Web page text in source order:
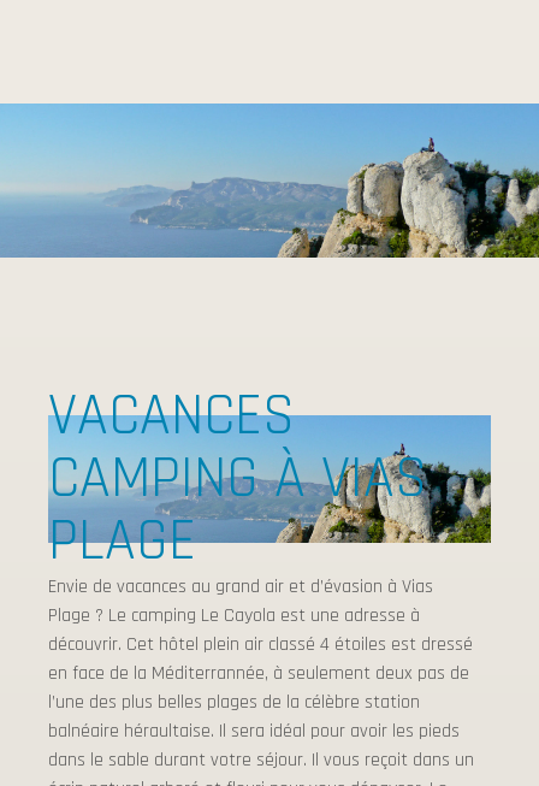
VACANCES
CAMPING À VIAS
PLAGE
Envie de vacances au grand air et d’évasion à Vias
Plage ? Le camping Le Cayola est une adresse à
découvrir. Cet hôtel plein air classé 4 étoiles est dressé
en face de la Méditerrannée, à seulement deux pas de
l’une des plus belles plages de la célèbre station
balnéaire héraultaise. Il sera idéal pour avoir les pieds
dans le sable durant votre séjour. Il vous reçoit dans un